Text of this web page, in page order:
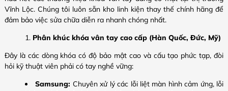
Vĩnh Lộc. Chúng tôi luôn sẵn kho linh kiện thay thế chính hãng để
đảm bảo việc sửa chữa diễn ra nhanh chóng nhất.
Phân khúc khóa vân tay cao cấp (Hàn Quốc, Đức, Mỹ)
Đây là các dòng khóa có độ bảo mật cao và cấu tạo phức tạp, đòi
hỏi kỹ thuật viên phải có tay nghề vững:
Samsung: Chuyên xử lý các lỗi liệt màn hình cảm ứng, lỗi